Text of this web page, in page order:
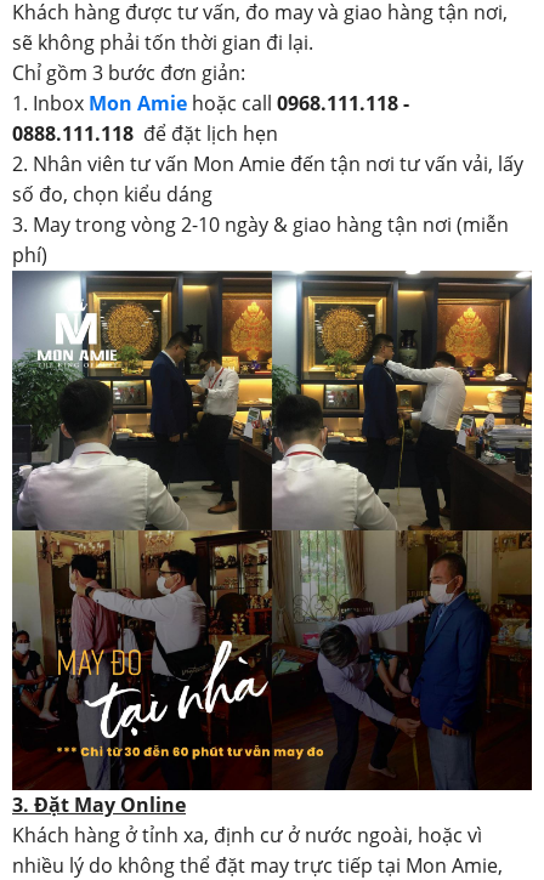
Khách hàng được tư vấn, đo may và giao hàng tận nơi,
sẽ không phải tốn thời gian đi lại.
Chỉ gồm 3 bước đơn giản:
1. Inbox Mon Amie hoặc call 0968.111.118 -
0888.111.118 để đặt lịch hẹn
2. Nhân viên tư vấn Mon Amie đến tận nơi tư vấn vải, lấy
số đo, chọn kiểu dáng
3. May trong vòng 2-10 ngày & giao hàng tận nơi (miễn
phí)
3. Đặt May Online
Khách hàng ở tỉnh xa, định cư ở nước ngoài, hoặc vì
nhiều lý do không thể đặt may trực tiếp tại Mon Amie,